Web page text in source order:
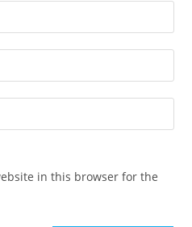
in this browser for the